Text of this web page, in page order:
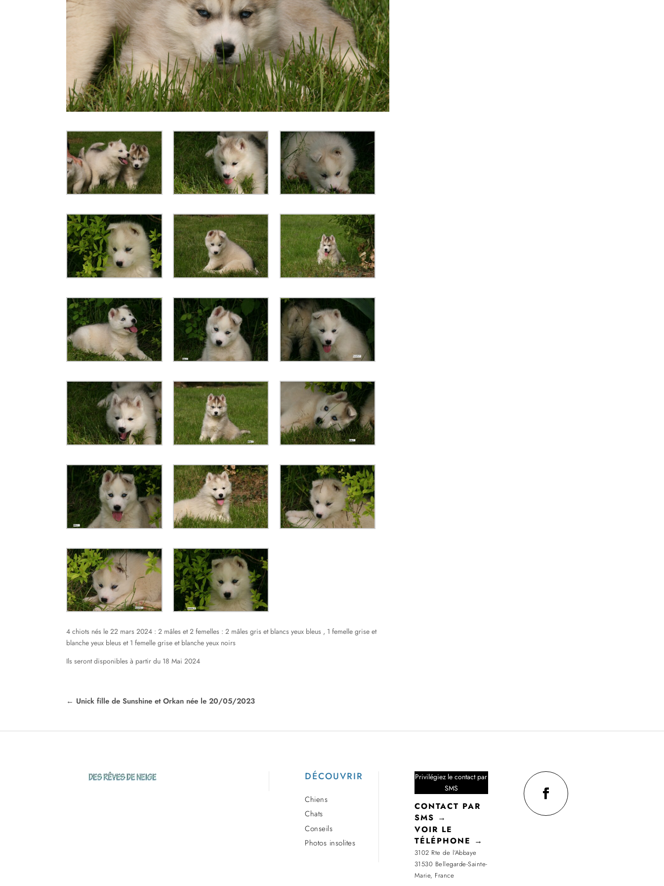
4 chiots nés le 22 mars 2024 : 2 mâles et 2 femelles : 2 mâles gris et blancs yeux bleus , 1 femelle grise et
blanche yeux bleus et 1 femelle grise et blanche yeux noirs
Ils seront disponibles à partir du 18 Mai 2024
← Unick fille de Sunshine et Orkan née le 20/05/2023
DÉCOUVRIR
Chiens
Chats
Conseils
Photos insolites
Privilégiez le contact par
SMS
CONTACT PAR
SMS →
VOIR LE
TÉLÉPHONE →
3102 Rte de l’Abbaye
31530 Bellegarde-Sainte-
Marie, France